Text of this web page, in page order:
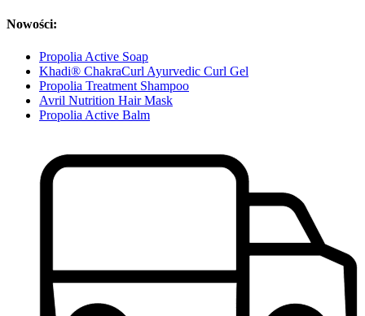
Nowości:
Propolia Active Soap
Khadi® ChakraCurl Ayurvedic Curl Gel
Propolia Treatment Shampoo
Avril Nutrition Hair Mask
Propolia Active Balm